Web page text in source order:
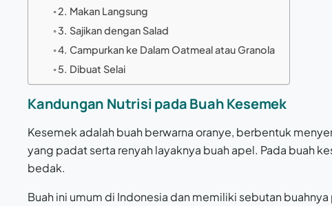
2. Makan Langsung
3. Sajikan dengan Salad
4. Campurkan ke Dalam Oatmeal atau Granola
5. Dibuat Selai
Kandungan Nutrisi pada Buah Kesemek
Kesemek adalah buah berwarna oranye, berbentuk
yang padat serta renyah layaknya buah apel. Pada buah
bedak.
Buah ini umum di Indonesia dan memiliki sebutan